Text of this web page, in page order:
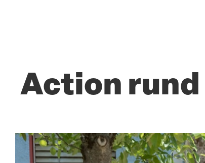
Action
Zeige
grösseres